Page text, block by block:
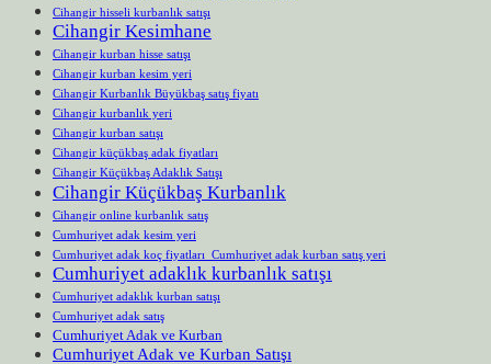
Cihangir hisseli kurbanlık satışı
Cihangir Kesimhane
Cihangir kurban hisse satışı
Cihangir kurban kesim yeri
Cihangir Kurbanlık Büyükbaş satış fiyatı
Cihangir kurbanlık yeri
Cihangir kurban satışı
Cihangir küçükbaş adak fiyatları
Cihangir Küçükbaş Adaklık Satışı
Cihangir Küçükbaş Kurbanlık
Cihangir online kurbanlık satış
Cumhuriyet adak kesim yeri
Cumhuriyet adak koç fiyatları Cumhuriyet adak kurban satış yeri
Cumhuriyet adaklık kurbanlık satışı
Cumhuriyet adaklık kurban satışı
Cumhuriyet adak satış
Cumhuriyet Adak ve Kurban
Cumhuriyet Adak ve Kurban Satışı